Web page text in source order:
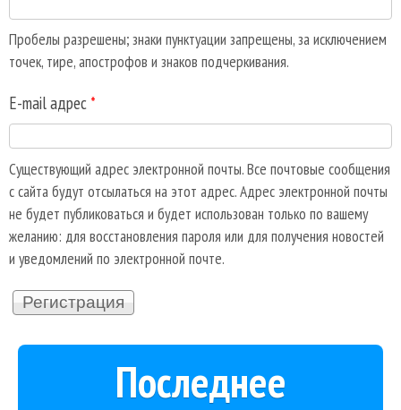
Пробелы разрешены; знаки пунктуации запрещены, за исключением
точек, тире, апострофов и знаков подчеркивания.
E-mail адрес *
Существующий адрес электронной почты. Все почтовые сообщения
с сайта будут отсылаться на этот адрес. Адрес электронной почты
не будет публиковаться и будет использован только по вашему
желанию: для восстановления пароля или для получения новостей
и уведомлений по электронной почте.
Последнее